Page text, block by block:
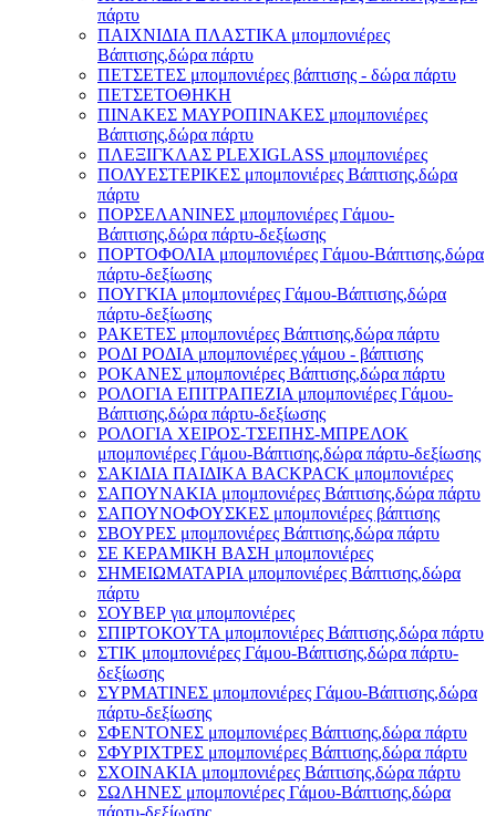
πάρτυ
ΠΑΙΧΝΙΔΙΑ ΠΛΑΣΤΙΚΑ μπομπονιέρες
Βάπτισης,δώρα πάρτυ
ΠΕΤΣΕΤΕΣ μπομπονιέρες βάπτισης - δώρα πάρτυ
ΠΕΤΣΕΤΟΘΗΚΗ
ΠΙΝΑΚΕΣ ΜΑΥΡΟΠΙΝΑΚΕΣ μπομπονιέρες
Βάπτισης,δώρα πάρτυ
ΠΛΕΞΙΓΚΛΑΣ PLEXIGLASS μπομπονιέρες
ΠΟΛΥΕΣΤΕΡΙΚΕΣ μπομπονιέρες Βάπτισης,δώρα
πάρτυ
ΠΟΡΣΕΛΑΝΙΝΕΣ μπομπονιέρες Γάμου-
Βάπτισης,δώρα πάρτυ-δεξίωσης
ΠΟΡΤΟΦΟΛΙΑ μπομπονιέρες Γάμου-Βάπτισης,δώρα
πάρτυ-δεξίωσης
ΠΟΥΓΚΙΑ μπομπονιέρες Γάμου-Βάπτισης,δώρα
πάρτυ-δεξίωσης
ΡΑΚΕΤΕΣ μπομπονιέρες Βάπτισης,δώρα πάρτυ
ΡΟΔΙ ΡΟΔΙΑ μπομπονιέρες γάμου - βάπτισης
ΡΟΚΑΝΕΣ μπομπονιέρες Βάπτισης,δώρα πάρτυ
ΡΟΛΟΓΙΑ ΕΠΙΤΡΑΠΕΖΙΑ μπομπονιέρες Γάμου-
Βάπτισης,δώρα πάρτυ-δεξίωσης
ΡΟΛΟΓΙΑ ΧΕΙΡΟΣ-ΤΣΕΠΗΣ-ΜΠΡΕΛΟΚ
μπομπονιέρες Γάμου-Βάπτισης,δώρα πάρτυ-δεξίωσης
ΣΑΚΙΔΙΑ ΠΑΙΔΙΚΑ BACKPACK μπομπονιέρες
ΣΑΠΟΥΝΑΚΙΑ μπομπονιέρες Βάπτισης,δώρα πάρτυ
ΣΑΠΟΥΝΟΦΟΥΣΚΕΣ μπομπονιέρες βάπτισης
ΣΒΟΥΡΕΣ μπομπονιέρες Βάπτισης,δώρα πάρτυ
ΣΕ ΚΕΡΑΜΙΚΗ ΒΑΣΗ μπομπονιέρες
ΣΗΜΕΙΩΜΑΤΑΡΙΑ μπομπονιέρες Βάπτισης,δώρα
πάρτυ
ΣΟΥΒΕΡ για μπομπονιέρες
ΣΠΙΡΤΟΚΟΥΤΑ μπομπονιέρες Βάπτισης,δώρα πάρτυ
ΣΤΙΚ μπομπονιέρες Γάμου-Βάπτισης,δώρα πάρτυ-
δεξίωσης
ΣΥΡΜΑΤΙΝΕΣ μπομπονιέρες Γάμου-Βάπτισης,δώρα
πάρτυ-δεξίωσης
ΣΦΕΝΤΟΝΕΣ μπομπονιέρες Βάπτισης,δώρα πάρτυ
ΣΦΥΡΙΧΤΡΕΣ μπομπονιέρες Βάπτισης,δώρα πάρτυ
ΣΧΟΙΝΑΚΙΑ μπομπονιέρες Βάπτισης,δώρα πάρτυ
ΣΩΛΗΝΕΣ μπομπονιέρες Γάμου-Βάπτισης,δώρα
πάρτυ-δεξίωσης